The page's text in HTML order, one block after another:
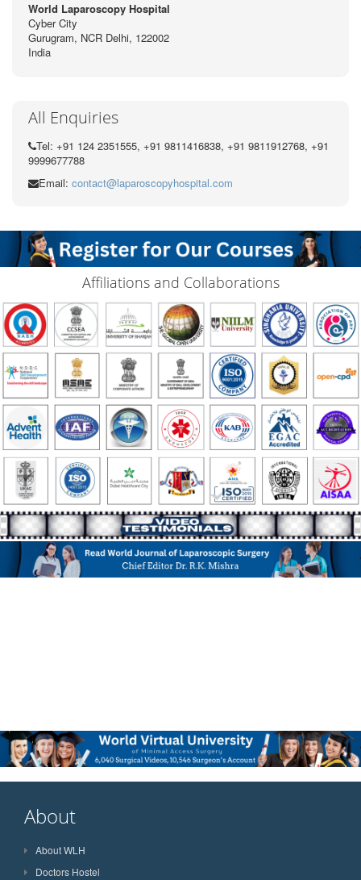
World Laparoscopy Hospital
Cyber City
Gurugram, NCR Delhi, 122002
India
All Enquiries
Tel: +91 124 2351555, +91 9811416838, +91 9811912768, +91
9999677788
Email: contact@laparoscopyhospital.com
Affiliations and Collaborations
About
About WLH
Doctors Hostel